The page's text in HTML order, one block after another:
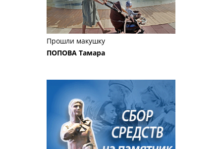
Прошли макушку
ПОПОВА Тамара